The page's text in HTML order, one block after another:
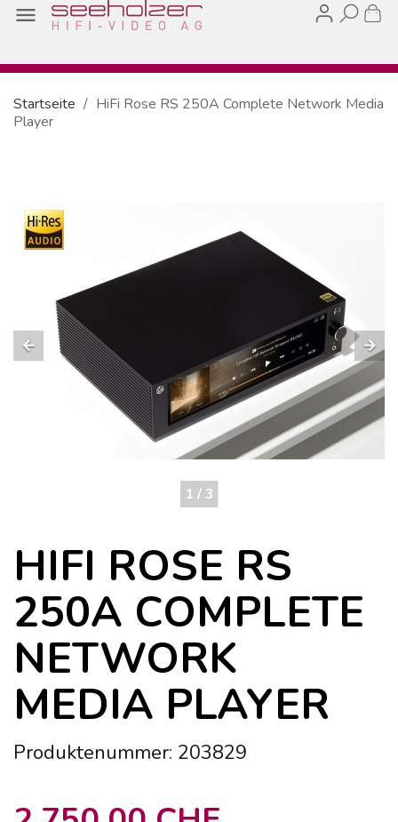

Startseite
HiFi Rose RS 250A Complete Network Media
Player
1 / 3
arrow_back arrow_forward
HIFI ROSE RS
250A COMPLETE
NETWORK
MEDIA PLAYER
Produktenummer: 203829